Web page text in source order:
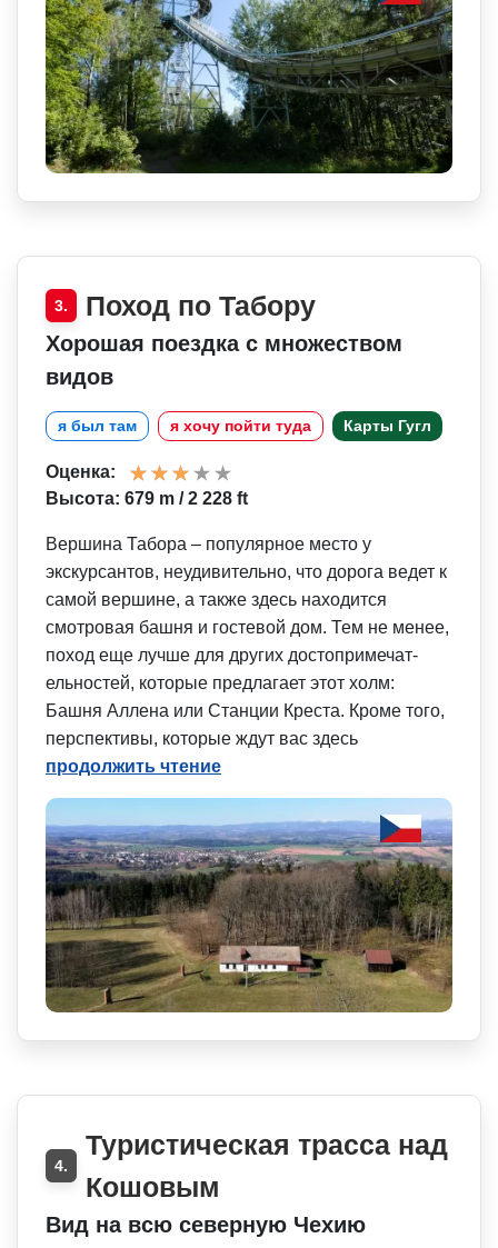
3. Поход по Табору
Хорошая поездка с множеством
видов
я был там я хочу пойти туда Карты Гугл
Оценка:
Высота: 679 m / 2 228 ft
Вершина Табора – популярное место у
экскурсантов, неудивительно, что дорога ведет к
самой вершине, а также здесь находится
смотровая башня и гостевой дом. Тем не менее,
поход еще лучше для других достопримечат­
ельностей, которые предлагает этот холм:
Башня Аллена или Станции Креста. Кроме того,
перспективы, которые ждут вас здесь
продолжить чтение
4.
Туристическая трасса над
Кошовым
Вид на всю северную Чехию